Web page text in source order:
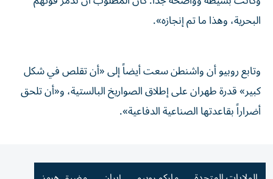
البحرية، وهذا ما تم إنجازه».
وتابع روبيو أن واشنطن سعت أيضاً إلى «أن تقلص في شكل
كبير» قدرة طهران على إطلاق الصواريخ البالستية، و«أن تلحق
أضراراً بقاعدتها الصناعية الدفاعية».